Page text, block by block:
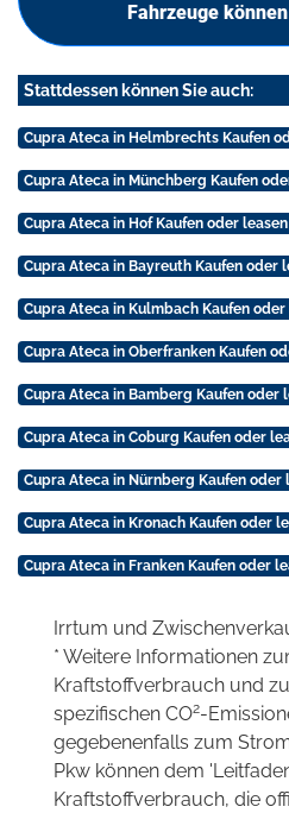
Fahrzeuge
Stattdessen können Sie auch:
Cupra Ateca in Helmbrechts Kaufen
Cupra Ateca in Münchberg Kaufen
Cupra Ateca in Hof Kaufen oder leasen
Cupra Ateca in Bayreuth Kaufen oder
Cupra Ateca in Kulmbach Kaufen oder
Cupra Ateca in Oberfranken Kaufen
Cupra Ateca in Bamberg Kaufen oder
Cupra Ateca in Coburg Kaufen oder
Cupra Ateca in Nürnberg Kaufen oder
Cupra Ateca in Kronach Kaufen oder
Cupra Ateca in Franken Kaufen oder
Irrtum und
* Weitere Informationen
Kraftstoffverbrauch und
spezifischen CO2-
gegebenenfalls zum
Pkw können dem
Kraftstoffverbrauch, die